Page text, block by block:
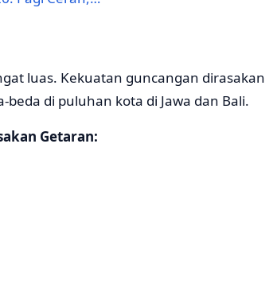
luas. Kekuatan guncangan dirasakan
di puluhan kota di Jawa dan Bali.
Getaran: